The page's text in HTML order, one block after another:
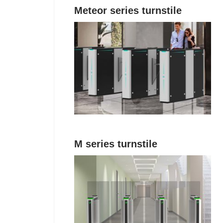
Meteor series turnstile
M series turnstile